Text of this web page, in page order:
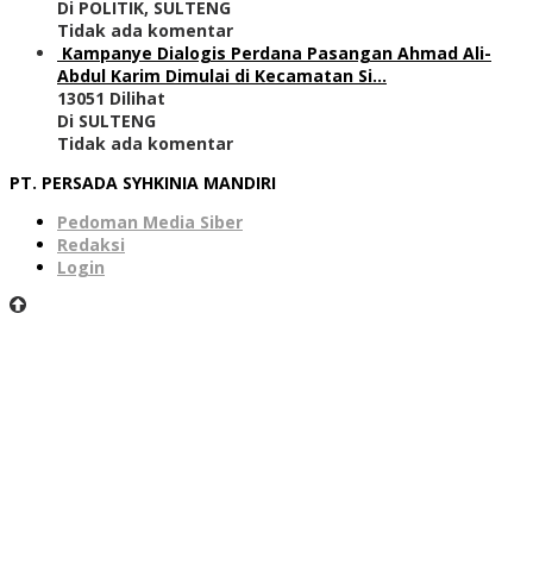
Di POLITIK, SULTENG
Tidak ada komentar
Kampanye Dialogis Perdana Pasangan Ahmad Ali-
Abdul Karim Dimulai di Kecamatan Si…
13051 Dilihat
Di SULTENG
Tidak ada komentar
PT. PERSADA SYHKINIA MANDIRI
Pedoman Media Siber
Redaksi
Login